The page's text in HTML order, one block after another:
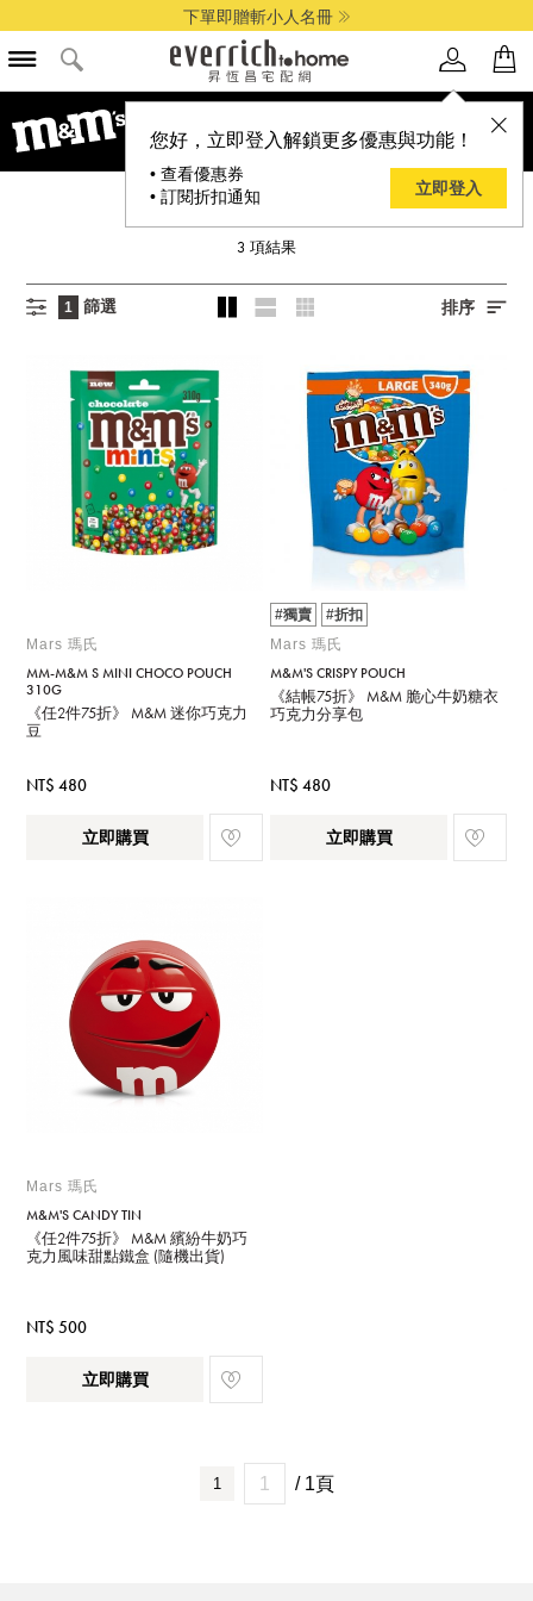
下單即贈斬小人名冊
您好，立即登入解鎖更多優惠與功能！
• 查看優惠券
• 訂閱折扣通知
立即登入
MARS 瑪氏
3 項結果
1 篩選 排序
Mars 瑪氏
MM-M&M S MINI CHOCO POUCH
310G
《任2件75折》 M&M 迷你巧克力
豆
NT$ 480
立即購買
#獨賣
#折扣
Mars 瑪氏
M&M'S CRISPY POUCH
《結帳75折》 M&M 脆心牛奶糖衣
巧克力分享包
NT$ 480
立即購買
Mars 瑪氏
M&M'S CANDY TIN
《任2件75折》 M&M 繽紛牛奶巧
克力風味甜點鐵盒 (隨機出貨)
NT$ 500
立即購買
1 / 1頁